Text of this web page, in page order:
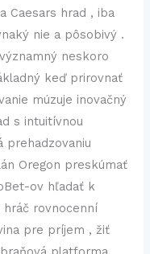
Caesars hrad , iba
nie a pôsobivý .
neskoro
keď prirovnať
múzuje inovačný
s intuitívnou
prehadzovaniu
Oregon preskúmať
ov hľadať k
hráč rovnocenní
pre príjem , žiť